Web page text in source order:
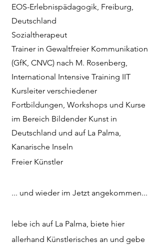
EOS-Erlebnispädagogik, Freiburg,
Deutschland
Sozialtherapeut
Trainer in Gewaltfreier Kommunikation
(GfK, CNVC) nach M. Rosenberg​,
International Intensive Training IIT
Kursleiter verschiedener
Fortbildungen, Workshops und Kurse
im Bereich Bildender Kunst in
Deutschland und auf La Palma,
Kanarische Inseln
Freier Künstler
... und wieder im Jetzt angekommen...
lebe ich auf La Palma, biete hier
allerhand Künstlerisches an und gebe